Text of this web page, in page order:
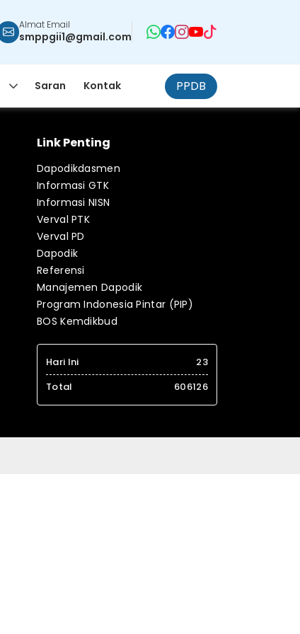
Almat Email
smppgii1@gmail.com
Saran Kontak PPDB
Link Penting
Dapodikdasmen
Informasi GTK
Informasi NISN
Verval PTK
Verval PD
Dapodik
Referensi
Manajemen Dapodik
Program Indonesia Pintar (PIP)
BOS Kemdikbud
Hari Ini
23
Total
606126